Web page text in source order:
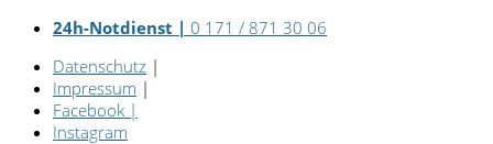
24h-Notdienst | 0 171 / 871 30 06
Datenschutz |
Impressum |
Facebook |
Instagram